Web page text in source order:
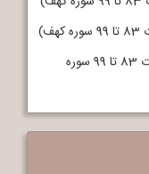
کیستی ذوالقرنین - جلسه 3 (تفسیر آیات 83 تا 99 سوره